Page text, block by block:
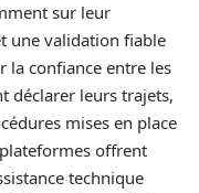
sur leur
une validation fiable
la confiance entre les
déclarer leurs trajets,
mises en place
offrent
technique